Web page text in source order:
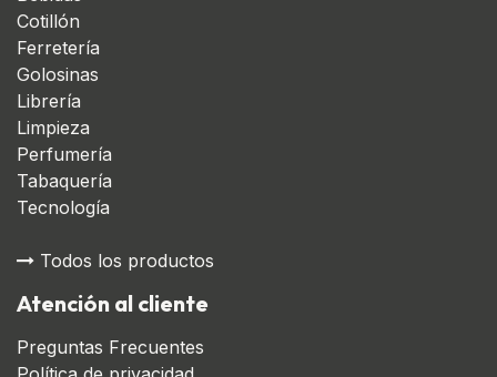
Cotillón
Ferretería
Golosinas
Librería
Limpieza
Perfumería
Tabaquería
Tecnología
Todos los productos
Atención al cliente
Preguntas Frecuentes